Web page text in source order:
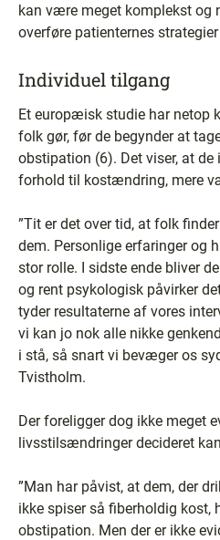
kan være meget komplekst og
overføre patienternes
Individuel tilgang
Et europæisk studie har netop
folk gør, før de begynder at
obstipation (6). Det viser, at
forhold til kostændring, mere
”Tit er det over tid, at folk
dem. Personlige erfaringer og
stor rolle. I sidste ende bliver
og rent psykologisk påvirker
tyder resultaterne af vores
vi kan jo nok alle nikke
i stå, så snart vi bevæger os
Tvistholm.
Der foreligger dog ikke meget
livsstilsændringer decideret
”Man har påvist, at dem, der
ikke spiser så fiberholdig kost,
obstipation. Men der er ikke